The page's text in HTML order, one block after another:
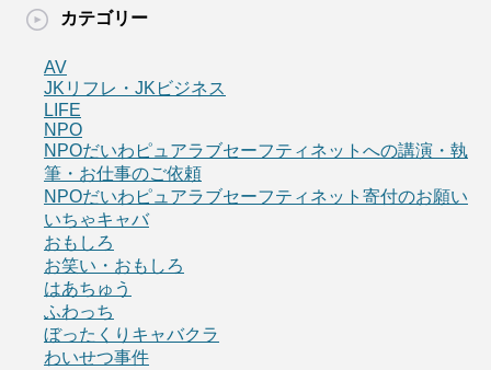
カテゴリー
AV
JKリフレ・JKビジネス
LIFE
NPO
NPOだいわピュアラブセーフティネットへの講演・執
筆・お仕事のご依頼
NPOだいわピュアラブセーフティネット寄付のお願い
いちゃキャバ
おもしろ
お笑い・おもしろ
はあちゅう
ふわっち
ぼったくりキャバクラ
わいせつ事件